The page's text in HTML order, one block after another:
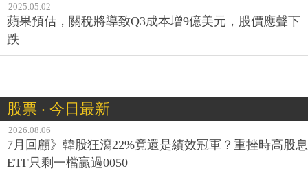
2025.05.02
蘋果預估，關稅將導致Q3成本增9億美元，股價應聲下
跌
股票 ‧ 今日最新
2026.08.06
7月回顧》韓股狂瀉22%竟還是績效冠軍？重挫時高股息
ETF只剩一檔贏過0050